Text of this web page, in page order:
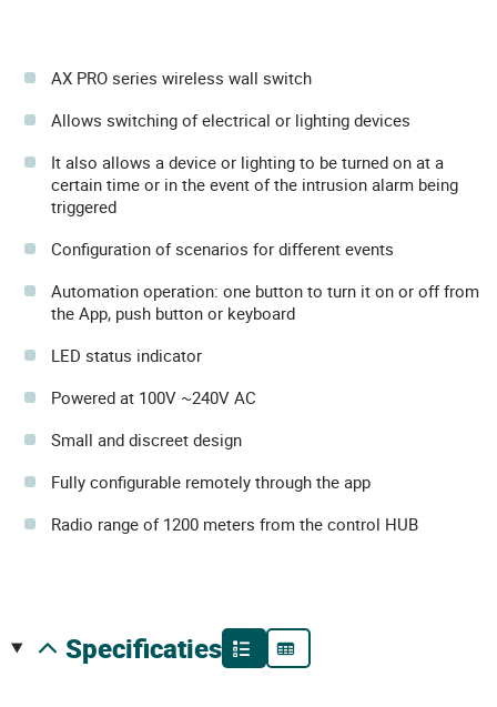
AX PRO series wireless wall switch
Allows switching of electrical or lighting devices
It also allows a device or lighting to be turned on at a
certain time or in the event of the intrusion alarm being
triggered
Configuration of scenarios for different events
Automation operation: one button to turn it on or off from
the App, push button or keyboard
LED status indicator
Powered at 100V ~240V AC
Small and discreet design
Fully configurable remotely through the app
Radio range of 1200 meters from the control HUB
specificaties